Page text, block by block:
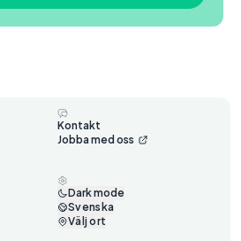
Kontakt
Jobba med oss
Dark mode
Svenska
Välj ort